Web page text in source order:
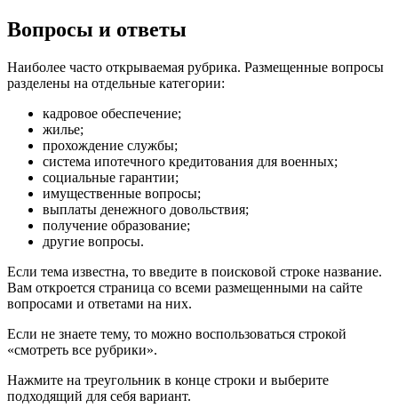
Вопросы и ответы
Наиболее часто открываемая рубрика. Размещенные вопросы
разделены на отдельные категории:
кадровое обеспечение;
жилье;
прохождение службы;
система ипотечного кредитования для военных;
социальные гарантии;
имущественные вопросы;
выплаты денежного довольствия;
получение образование;
другие вопросы.
Если тема известна, то введите в поисковой строке название.
Вам откроется страница со всеми размещенными на сайте
вопросами и ответами на них.
Если не знаете тему, то можно воспользоваться строкой
«смотреть все рубрики».
Нажмите на треугольник в конце строки и выберите
подходящий для себя вариант.